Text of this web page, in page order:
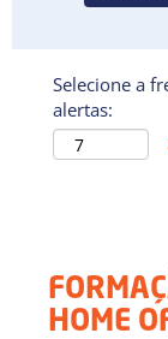
Selecione a
alertas:
HOME